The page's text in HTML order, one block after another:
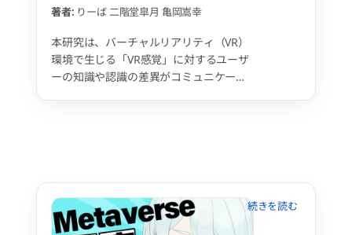
著者: りーば二階堂皐月 亀岡嵩幸
本研究は、バーチャルリアリティ（VR）
環境で生じる「VR感覚」に対するユーザ
ーの知識や認識の差異がコミュニケーシ